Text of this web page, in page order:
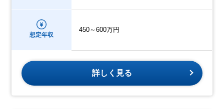
想定年収
450～600万円
詳しく見る